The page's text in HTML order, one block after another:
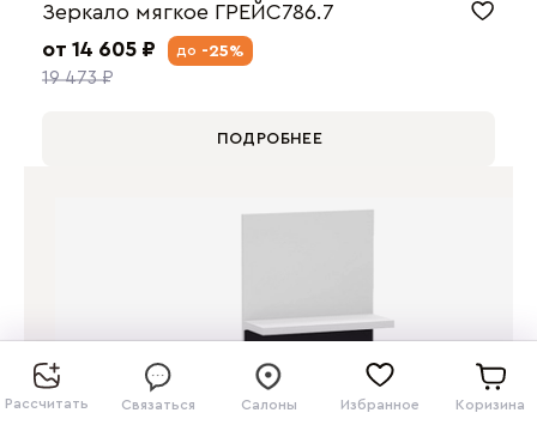
Зеркало мягкое ГРЕЙС786.7
от 14 605 ₽
19 473 ₽
до -25%
ПОДРОБНЕЕ
Рассчитать Связаться Салоны Избранное Коризина